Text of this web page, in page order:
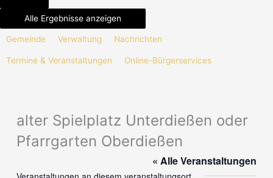
Alle Ergebnisse anzeigen
Gemeinde Verwaltung Nachrichten
Termine & Veranstaltungen Online-Bürgerservices
alter Spielplatz Unterdießen oder
Pfarrgarten Oberdießen
« Alle Veranstaltungen